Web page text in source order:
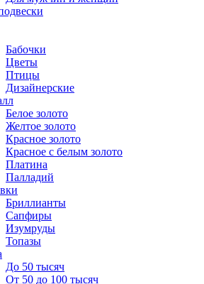
Бабочки
Цветы
Птицы
Дизайнерские
Белое золото
Желтое золото
Красное золото
Красное с белым золото
Платина
Палладий
Бриллианты
Сапфиры
Изумруды
Топазы
До 50 тысяч
От 50 до 100 тысяч